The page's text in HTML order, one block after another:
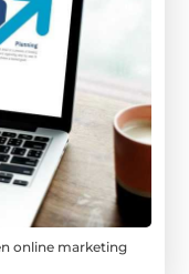
online marketing